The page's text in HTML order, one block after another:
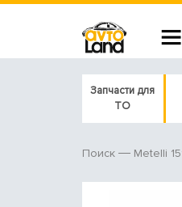
Запчасти для
ТО
Поиск Metelli